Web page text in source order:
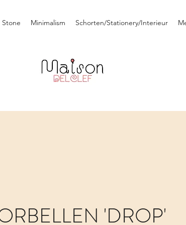
Stone Minimalism Schorten/Stationery/Interieur
'DROP'